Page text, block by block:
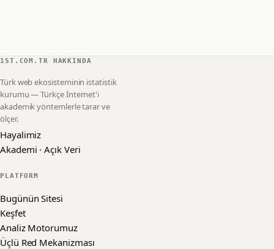
1ST.COM.TR HAKKINDA
Türk web ekosisteminin istatistik
kurumu — Türkçe İnternet'i
akademik yöntemlerle tarar ve
ölçer.
Hayalimiz
Akademi · Açık Veri
PLATFORM
Bugünün Sitesi
Keşfet
Analiz Motorumuz
Üçlü Red Mekanizması